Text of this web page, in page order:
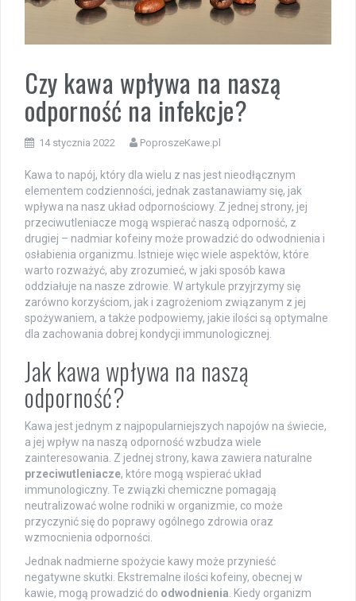
Czy kawa wpływa na naszą
odporność na infekcje?
14 stycznia 2022 PoproszeKawe.pl
Kawa to napój, który dla wielu z nas jest nieodłącznym
elementem codzienności, jednak zastanawiamy się, jak
wpływa na nasz układ odpornościowy. Z jednej strony, jej
przeciwutleniacze mogą wspierać naszą odporność, z
drugiej – nadmiar kofeiny może prowadzić do odwodnienia i
osłabienia organizmu. Istnieje więc wiele aspektów, które
warto rozważyć, aby zrozumieć, w jaki sposób kawa
oddziałuje na nasze zdrowie. W artykule przyjrzymy się
zarówno korzyściom, jak i zagrożeniom związanym z jej
spożywaniem, a także podpowiemy, jakie ilości są optymalne
dla zachowania dobrej kondycji immunologicznej.
Jak kawa wpływa na naszą
odporność?
Kawa jest jednym z najpopularniejszych napojów na świecie,
a jej wpływ na naszą odporność wzbudza wiele
zainteresowania. Z jednej strony, kawa zawiera naturalne
przeciwutleniacze, które mogą wspierać układ
immunologiczny. Te związki chemiczne pomagają
neutralizować wolne rodniki w organizmie, co może
przyczynić się do poprawy ogólnego zdrowia oraz
wzmocnienia odporności.
Jednak nadmierne spożycie kawy może przynieść
negatywne skutki. Ekstremalne ilości kofeiny, obecnej w
kawie, mogą prowadzić do odwodnienia . Kiedy organizm